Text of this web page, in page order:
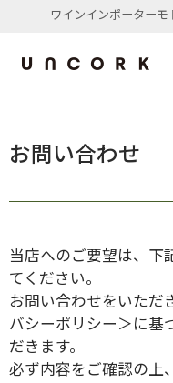
ワインインポーター
お問い合わせ
当店へのご要望は、下
てください。
お問い合わせをいただ
バシーポリシー＞に基
だきます。
必ず内容をご確認の上